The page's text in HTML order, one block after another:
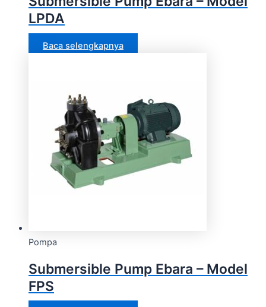
LPDA
Baca selengkapnya
Pompa
Submersible Pump Ebara – Model
FPS